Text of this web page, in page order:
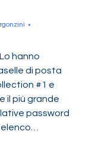
hanno
di posta
#1 e
il più grande
password